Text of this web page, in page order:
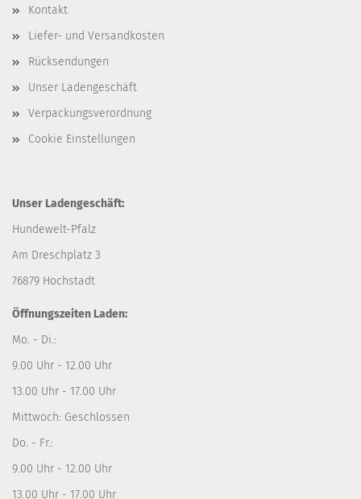
Kontakt
Liefer- und Versandkosten
Rücksendungen
Unser Ladengeschäft
Verpackungsverordnung
Cookie Einstellungen
Unser Ladengeschäft:
Hundewelt-Pfalz
Am Dreschplatz 3
76879 Hochstadt
Öffnungszeiten Laden:
Mo. - Di.:
9.00 Uhr - 12.00 Uhr
13.00 Uhr - 17.00 Uhr
Mittwoch: Geschlossen
Do. - Fr.:
9.00 Uhr - 12.00 Uhr
13.00 Uhr - 17.00 Uhr